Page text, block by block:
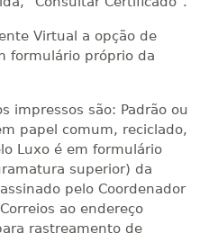
Virtual a opção de
formulário próprio da
impressos são: Padrão ou
papel comum, reciclado,
Luxo é em formulário
superior) da
pelo Coordenador
ao endereço
rastreamento de